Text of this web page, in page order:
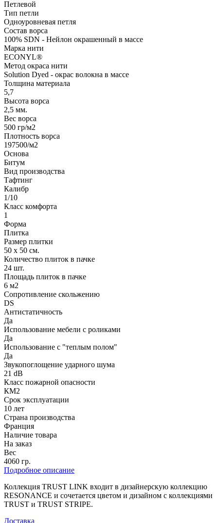
Петлевой
Тип петли
Одноуровневая петля
Состав ворса
100% SDN - Нейлон окрашенный в массе
Марка нити
ECONYL®
Метод окраса нити
Solution Dyed - окрас волокна в массе
Толщина материала
5,7
Высота ворса
2,5 мм.
Вес ворса
500 гр/м2
Плотность ворса
197500/м2
Основа
Битум
Вид производства
Тафтинг
Калибр
1/10
Класс комфорта
1
Форма
Плитка
Размер плитки
50 х 50 см.
Количество плиток в пачке
24 шт.
Площадь плиток в пачке
6 м2
Сопротивление скольжению
DS
Антистатичность
Да
Использование мебели с роликами
Да
Использование с "теплым полом"
Да
Звукопоглощение ударного шума
21 dB
Класс пожарной опасности
КМ2
Срок эксплуатации
10 лет
Страна производства
Франция
Наличие товара
На заказ
Вес
4060 гр.
Подробное описание
Коллекция TRUST LINK входит в дизайнерскую коллекцию
RESONANCE и сочетается цветом и дизайном с коллекциями
TRUST и TRUST STRIPE.
Доставка